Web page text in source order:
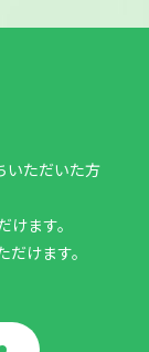
いただいた方
ます。
けます。